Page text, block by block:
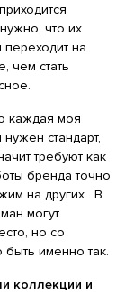
что их
переходит на
чем стать
каждая моя
стандарт,
требуют как
бренда точно
на других. В
могут
но со
именно так.
коллекции и